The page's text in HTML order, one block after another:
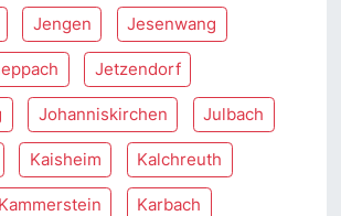
Jengen Jesenwang
Jetzendorf
Johanniskirchen Julbach
Kaisheim Kalchreuth
Kammerstein Karbach